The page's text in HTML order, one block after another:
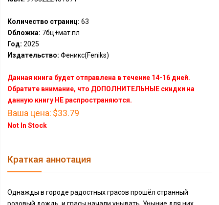
Количество страниц: 63
Обложка: 7бц+мат.пл
Год: 2025
Издательство: Феникс(Feniks)
Данная книга будет отправлена в течение 14-16 дней.
Обратите внимание, что ДОПОЛНИТЕЛЬНЫЕ скидки на
данную книгу НЕ распространяются.
Ваша цена: $33.79
Not In Stock
Краткая аннотация
Однажды в городе радостных грасов прошёл странный